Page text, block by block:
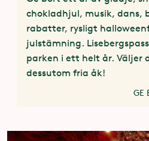
chokladhjul, musik, dans,
rabatter, rysligt
julstämning.
parken i ett helt år. Väljer
dessutom fria åk!
GE